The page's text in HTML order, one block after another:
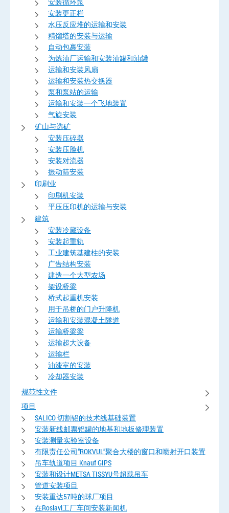
安装更正栏
水压反应堆的运输和安装
精馏塔的安装与运输
自动包裹安装
为炼油厂运输和安装油罐和油罐
运输和安装风扇
运输和安装热交换器
泵和泵站的运输
运输和安装一个飞地装置
气旋安装
矿山与选矿
安装压碎器
安装压脸机
安装对流器
振动筛安装
印刷业
印刷机安装
平压压印机的运输与安装
建筑
安装冷藏设备
安装起重轨
工业建筑基建柱的安装
广告结构安装
建造一个大型农场
架设桥梁
桥式起重机安装
用于吊桥的门户升降机
运输和安装混凝土隧道
运输桥梁梁
运输超大设备
运输栏
油漆室的安装
冷却器安装
规范性文件
项目
SALICO 切割铝的技术线基础装置
安装新线邮票铝罐的地基和地板修理装置
安装测量实验室设备
有限责任公司“ROKVUL”聚合大楼的窗口和喷射开口装置
吊车轨道项目 Knauf GIPS
安装和设计METSA TISSYU号超载吊车
管道安装项目
安装重达57吨的球厂项目
在Roslavl工厂车间安装新闻机